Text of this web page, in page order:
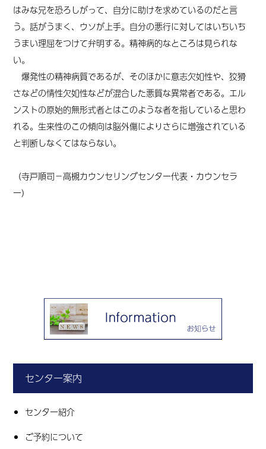
はみな兄を恐ろしがって、自分に助けを求めているのだと言
う。話がうまく、ウソが上手。自分の悪行に対してはいちいち
うまい理屈をつけて弁明する。精神病的なところは見られな
い。
爆発性の精神病質であるが、そのほかに意志欠如性や、狡猾
さなどの情性欠如性などが混合した悪質な異常者である。エル
ンストの原始的無形式者とはこのような者を指していると思わ
れる。生来性のこの傾向は脳外傷によりさらに増強されている
と判断しなくてはならない。
（寺戸順司－高槻カウンセリングセンター代表・カウンセラ
ー）
センター案内
センター紹介
ご予約について